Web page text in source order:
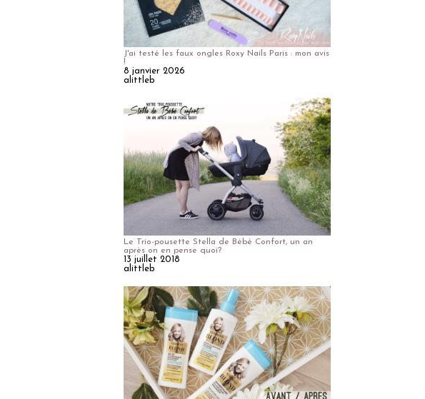
J'ai testé les faux ongles Roxy Nails Paris : mon avis
!
8 janvier 2026
alittleb
Le Trio-pousette Stella de Bébé Confort, un an
après on en pense quoi?
13 juillet 2018
alittleb